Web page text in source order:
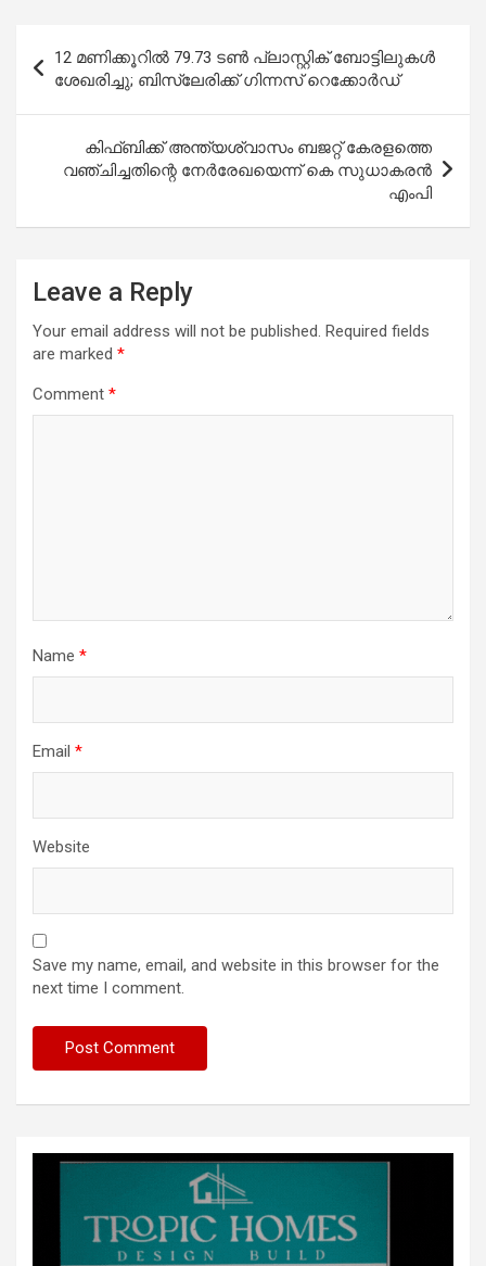
navigation
12 മണിക്കൂറിൽ 79.73 ടൺ പ്ലാസ്റ്റിക് ബോട്ടിലുകൾ
ശേഖരിച്ചു; ബിസ്‍ലേരിക്ക് ഗിന്നസ് റെക്കോർഡ്
കിഫ്ബിക്ക് അന്ത്യശ്വാസം ബജറ്റ് കേരളത്തെ
വഞ്ചിച്ചതിന്റെ നേര്‍രേഖയെന്ന് കെ സുധാകരന്‍
എംപി
Leave a Reply
Your email address will not be published. Required fields
are marked *
Comment *
Name *
Email *
Website
Save my name, email, and website in this browser for the
next time I comment.